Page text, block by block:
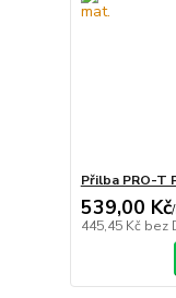
Přilba PRO-T
539,00 Kč/
445,45 Kč bez